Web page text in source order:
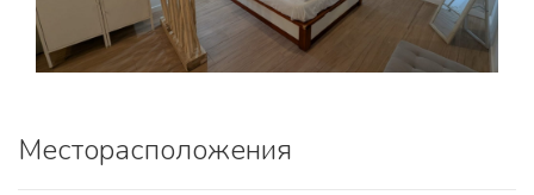
Месторасположения